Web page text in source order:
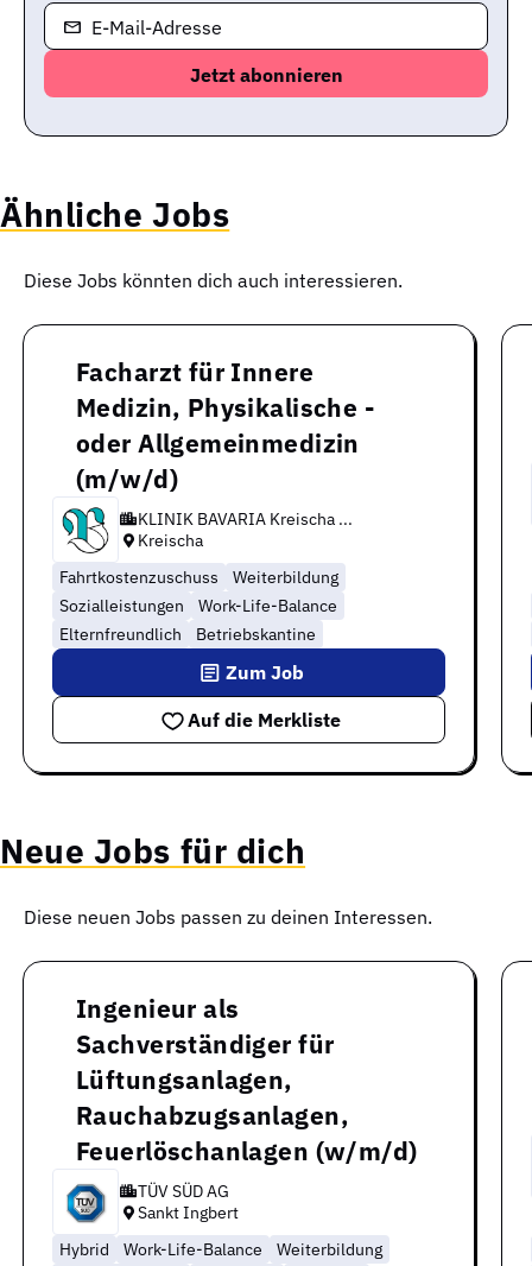
E-Mail-Adresse
Ähnliche Jobs
Diese Jobs könnten dich auch interessieren.
Facharzt für Innere
Medizin, Physikalische -
oder Allgemeinmedizin
(m/w/d)
KLINIK BAVARIA Kreischa ...
Kreischa
Fahrtkostenzuschuss
Weiterbildung
Sozialleistungen
Work-Life-Balance
Elternfreundlich
Betriebskantine
Auf die Merkliste
Zum Job
Neue Jobs für dich
Diese neuen Jobs passen zu deinen Interessen.
Ingenieur als
Sachverständiger für
Lüftungsanlagen,
Rauchabzugsanlagen,
Feuerlöschanlagen (w/m/d)
TÜV SÜD AG
Sankt Ingbert
Hybrid
Work-Life-Balance
Weiterbildung